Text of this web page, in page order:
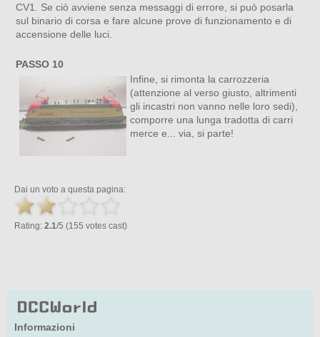
CV1. Se ciò avviene senza messaggi di errore, si può posarla
sul binario di corsa e fare alcune prove di funzionamento e di
accensione delle luci.
PASSO 10
Infine, si rimonta la carrozzeria
(attenzione al verso giusto, altrimenti
gli incastri non vanno nelle loro sedi),
comporre una lunga tradotta di carri
merce e... via, si parte!
Dai un voto a questa pagina:
Rating: 2.1/5 (155 votes cast)
Informazioni